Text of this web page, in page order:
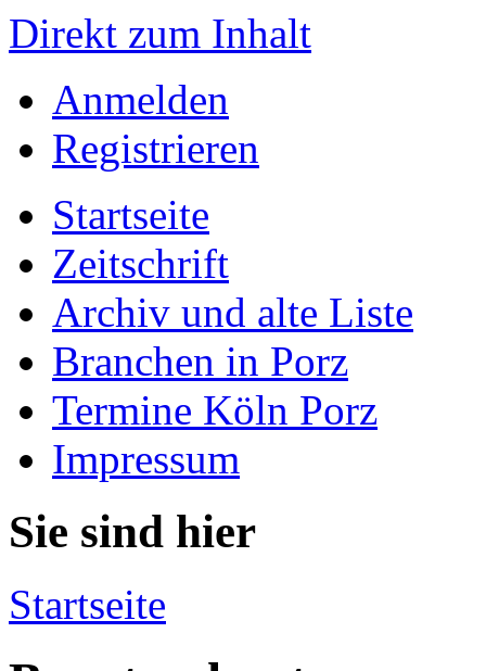
Direkt zum Inhalt
Anmelden
Registrieren
Startseite
Zeitschrift
Archiv und alte Liste
Branchen in Porz
Termine Köln Porz
Impressum
Sie sind hier
Startseite